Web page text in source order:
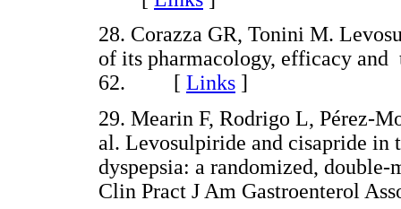
28. Corazza GR, Tonini M.
of its pharmacology, efficacy
62. [ Links ]
29. Mearin F, Rodrigo L, Pérez-
al. Levosulpiride and cisapride
dyspepsia: a randomized,
Clin Pract J Am Gastroenterol